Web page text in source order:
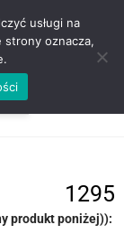
1295
produkt poniżej)):
usługi na
strony oznacza,